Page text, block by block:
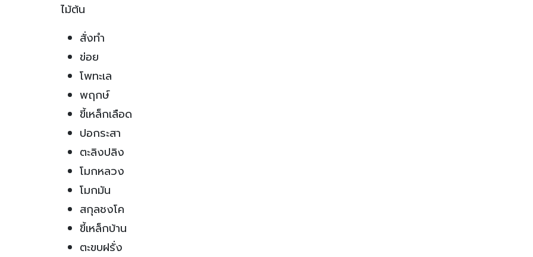
ไม้ต้น
สั่งทำ
ข่อย
โพทะเล
พฤกษ์
ขี้เหล็กเลือด
ปอกระสา
ตะลิงปลิง
โมกหลวง
โมกมัน
สกุลชงโค
ขี้เหล็กบ้าน
ตะขบฝรั่ง